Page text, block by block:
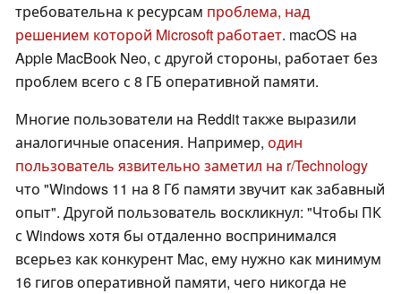
требовательна к ресурсам проблема, над
решением которой Microsoft работает. macOS на
Apple MacBook Neo, с другой стороны, работает без
проблем всего с 8 ГБ оперативной памяти.
Многие пользователи на Reddit также выразили
аналогичные опасения. Например, один
пользователь язвительно заметил на r/Technology
что "Windows 11 на 8 Гб памяти звучит как забавный
опыт". Другой пользователь воскликнул: "Чтобы ПК
с Windows хотя бы отдаленно воспринимался
всерьез как конкурент Mac, ему нужно как минимум
16 гигов оперативной памяти, чего никогда не